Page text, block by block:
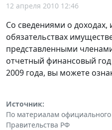
12 апреля 2010 12:46
Со сведениями о доходах,
обязательствах
представленными
отчетный финансовый
2009 года, вы можете
Источник:
По материалам официального
Правительства РФ